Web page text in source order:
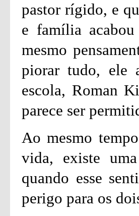
pastor rígido, e
e família
mesmo
piorar tudo, ele
escola, Roman
parece ser
Ao mesmo
vida, existe
quando esse
perigo para os